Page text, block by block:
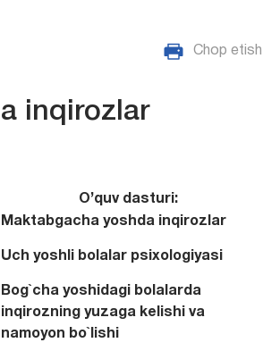
Chop etish
inqirozlar
O’quv dasturi:
Maktabgacha yoshda inqirozlar
Uch yoshli bolalar psixologiyasi
Bog`cha yoshidagi bolalarda
inqirozning yuzaga kelishi va
namoyon bo`lishi